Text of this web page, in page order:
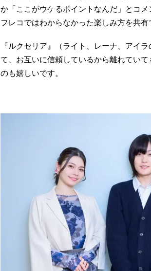
か「ここがウケるポイントなんだ」とコ
フレコではわからなかった楽しみ方を共
『ルクセリア』（ライト、レーナ、アイ
て、お互いに信頼しているから離れてい
のも嬉しいです。